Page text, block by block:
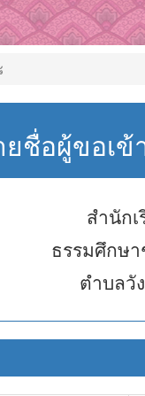
ยชื่อผู้ขอเ
สำนัก
ธรรมศึกษ
ตำบลวั